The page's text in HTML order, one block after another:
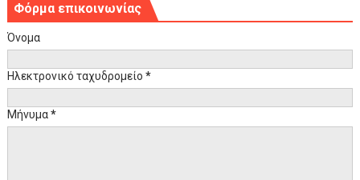
Φόρμα επικοινωνίας
Όνομα
Ηλεκτρονικό ταχυδρομείο *
Μήνυμα*